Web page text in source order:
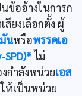
ข้ออ้างในการก
ยงเลือกตั้ง ผู้
นหรือพรรคเอ
ไม่
กำลังหน่วยเอส
ห้เป็นหน่วย